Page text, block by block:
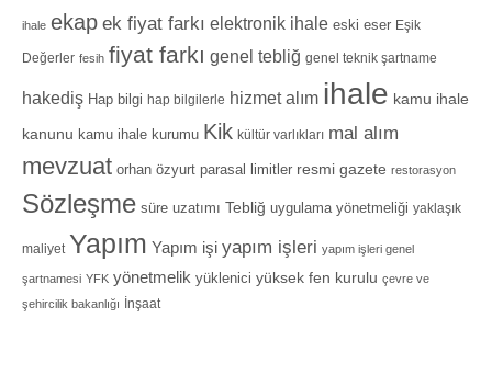
ihale ekap ek fiyat farkı elektronik ihale eski eser Eşik
Değerler fesih fiyat farkı genel tebliğ genel teknik şartname
hakediş Hap bilgi hap bilgilerle hizmet alım ihale kamu ihale
kanunu kamu ihale kurumu Kik kültür varlıkları mal alım
mevzuat orhan özyurt parasal limitler resmi gazete restorasyon
Sözleşme süre uzatımı Tebliğ uygulama yönetmeliği yaklaşık
maliyet Yapım Yapım işi yapım işleri yapım işleri genel
şartnamesi YFK yönetmelik yüklenici yüksek fen kurulu çevre ve
şehircilik bakanlığı İnşaat